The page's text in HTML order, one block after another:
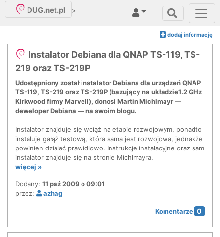
DUG.net.pl >
dodaj informację
Instalator Debiana dla QNAP TS-119, TS-
219 oraz TS-219P
Udostępniony został instalator Debiana dla urządzeń QNAP
TS-119, TS-219 oraz TS-219P (bazujący na układzie1.2 GHz
Kirkwood firmy Marvell), donosi Martin Michlmayr —
deweloper Debiana — na swoim blogu.
Instalator znajduje się wciąż na etapie rozwojowym, ponadto
instaluje gałąź testową, która sama jest rozwojowa, jednakże
powinien działać prawidłowo. Instrukcje instalacyjne oraz sam
instalator znajduje się na stronie Michlmayra.
więcej »
Dodany: 11 paź 2009 o 09:01
przez:
azhag
Komentarze 0